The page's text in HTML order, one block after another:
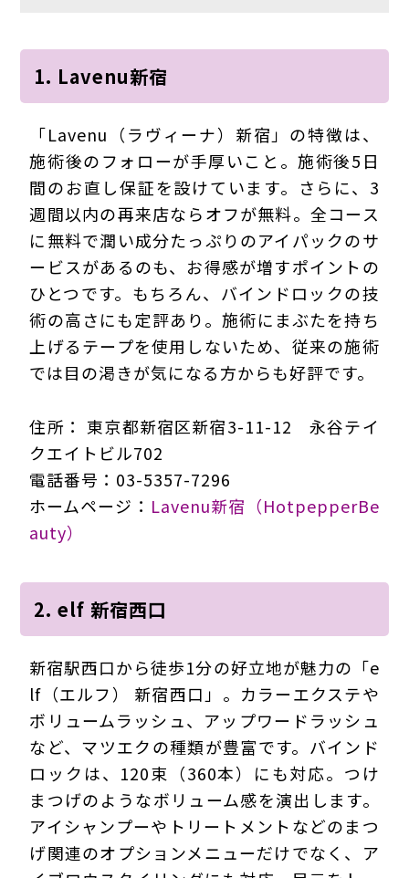
1. Lavenu新宿
「Lavenu（ラヴィーナ）新宿」の特徴は、
施術後のフォローが手厚いこと。施術後5日
間のお直し保証を設けています。さらに、3
週間以内の再来店ならオフが無料。全コース
に無料で潤い成分たっぷりのアイパックのサ
ービスがあるのも、お得感が増すポイントの
ひとつです。もちろん、バインドロックの技
術の高さにも定評あり。施術にまぶたを持ち
上げるテープを使用しないため、従来の施術
では目の渇きが気になる方からも好評です。
住所： 東京都新宿区新宿3-11-12 永谷テイ
クエイトビル702
電話番号：03-5357-7296
ホームページ： Lavenu新宿（HotpepperBe
auty）
2. elf 新宿西口
新宿駅西口から徒歩1分の好立地が魅力の「e
lf（エルフ） 新宿西口」。カラーエクステや
ボリュームラッシュ、アップワードラッシュ
など、マツエクの種類が豊富です。バインド
ロックは、120束（360本）にも対応。つけ
まつげのようなボリューム感を演出します。
アイシャンプーやトリートメントなどのまつ
げ関連のオプションメニューだけでなく、ア